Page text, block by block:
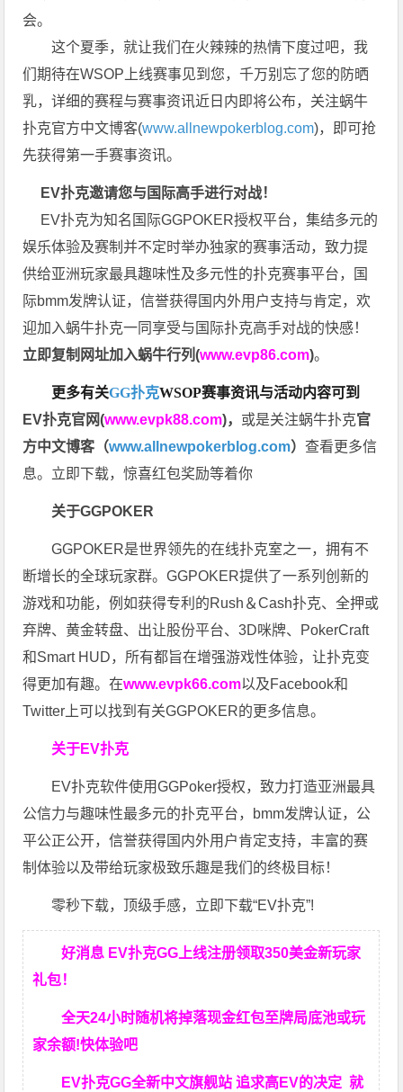
会。
这个夏季，就让我们在火辣辣的热情下度过吧，我
们期待在WSOP上线赛事见到您，千万别忘了您的防晒
乳，详细的赛程与赛事资讯近日内即将公布，关注蜗牛
扑克官方中文博客(www.allnewpokerblog.com)，即可抢
先获得第一手赛事资讯。
EV扑克邀请您与国际高手进行对战！
EV扑克为知名国际GGPOKER授权平台，集结多元的
娱乐体验及赛制并不定时举办独家的赛事活动，致力提
供给亚洲玩家最具趣味性及多元性的扑克赛事平台，国
际bmm发牌认证，信誉获得国内外用户支持与肯定，欢
迎加入蜗牛扑克一同享受与国际扑克高手对战的快感！
立即复制网址加入蜗牛行列(www.evp86.com)。
更多有关GG扑克WSOP赛事资讯与活动内容可到
EV扑克官网(www.evpk88.com)， 或是关注蜗牛扑克官
方中文博客（www.allnewpokerblog.com）查看更多信
息。立即下载，惊喜红包奖励等着你
关于GGPOKER
GGPOKER是世界领先的在线扑克室之一，拥有不
断增长的全球玩家群。GGPOKER提供了一系列创新的
游戏和功能，例如获得专利的Rush＆Cash扑克、全押或
弃牌、黄金转盘、出让股份平台、3D咪牌、PokerCraft
和Smart HUD，所有都旨在增强游戏性体验，让扑克变
得更加有趣。在www.evpk66.com以及Facebook和
Twitter上可以找到有关GGPOKER的更多信息。
关于EV扑克
EV扑克软件使用GGPoker授权，致力打造亚洲最具
公信力与趣味性最多元的扑克平台，bmm发牌认证，公
平公正公开，信誉获得国内外用户肯定支持，丰富的赛
制体验以及带给玩家极致乐趣是我们的终极目标！
零秒下载，顶级手感，立即下载“EV扑克”!
好消息 EV扑克GG上线注册领取350美金新玩家
礼包！
全天24小时随机将掉落现金红包至牌局底池或玩
家余额!快体验吧
EV扑克GG全新中文旗舰站 追求高EV的决定就